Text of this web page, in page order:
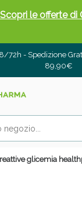
72h - Spedizione
89,90€
glicemia
Scopri le offerte di